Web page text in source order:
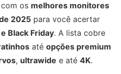
os melhores monitores
2025 para você acertar
e Black Friday. A lista cobre
até opções premium
, ultrawide e até 4K.